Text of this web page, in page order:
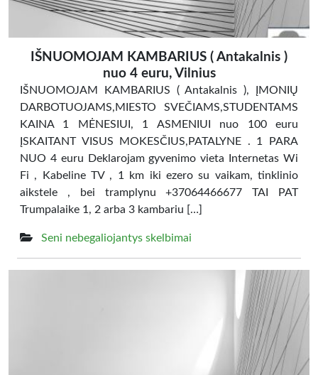
IŠNUOMOJAM KAMBARIUS ( Antakalnis )
nuo 4 euru, Vilnius
IŠNUOMOJAM KAMBARIUS ( Antakalnis ), ĮMONIŲ
DARBOTUOJAMS,MIESTO SVEČIAMS,STUDENTAMS
KAINA 1 MĖNESIUI, 1 ASMENIUI nuo 100 euru
ĮSKAITANT VISUS MOKESČIUS,PATALYNE . 1 PARA
NUO 4 euru Deklarojam gyvenimo vieta Internetas Wi
Fi , Kabeline TV , 1 km iki ezero su vaikam, tinklinio
aikstele , bei tramplynu +37064466677 TAI PAT
Trumpalaike 1, 2 arba 3 kambariu […]
Seni nebegaliojantys skelbimai